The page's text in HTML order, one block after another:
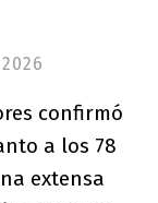
confirmó
a los 78
extensa